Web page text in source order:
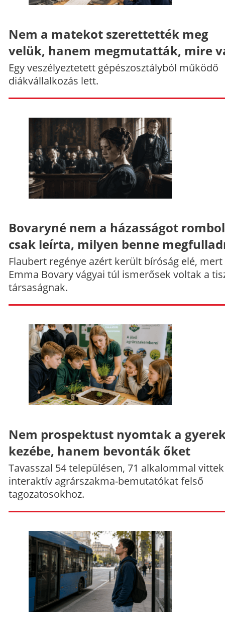
Nem a matekot szerettették meg
velük, hanem megmutatták, mire
Egy veszélyeztetett gépészosztályból működő
diákvállalkozás lett.
Bovaryné nem a házasságot
csak leírta, milyen benne
Flaubert regénye azért került bíróság elé, mert
Emma Bovary vágyai túl ismerősek voltak a
társaságnak.
Nem prospektust nyomtak a
kezébe, hanem bevonták őket
Tavasszal 54 településen, 71 alkalommal vittek
interaktív agrárszakma-bemutatókat felső
tagozatosokhoz.